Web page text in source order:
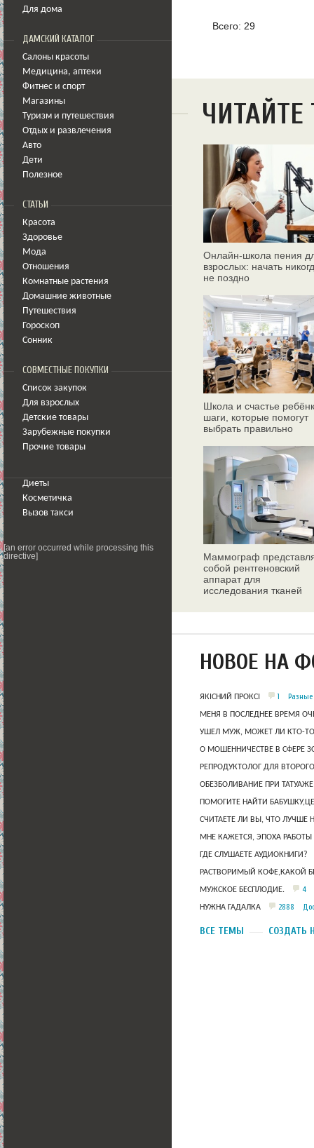
Для дома
ДАМСКИЙ КАТАЛОГ
Салоны красоты
Медицина, аптеки
Фитнес и спорт
Магазины
Туризм и путешествия
Отдых и развлечения
Авто
Дети
Полезное
СТАТЬИ
Красота
Здоровье
Мода
Отношения
Комнатные растения
Домашние животные
Путешествия
Гороскоп
Сонник
СОВМЕСТНЫЕ ПОКУПКИ
Список закупок
Для взрослых
Детские товары
Зарубежные покупки
Прочие товары
Диеты
Косметичка
Вызов такси
[an error occurred while processing this
directive]
Всего: 29
Онлайн‑школа пения
взрослых: начать
не поздно
Школа и счастье
шаги, которые помогут
выбрать правильно
Маммограф
собой рентгеновский
аппарат для
исследования тканей
НОВОЕ НА
ЯКІСНИЙ ПРОКСІ 1
МЕНЯ В ПОСЛЕДНЕЕ ВРЕМЯ
УШЕЛ МУЖ, МОЖЕТ ЛИ КТО-ТО
О МОШЕННИЧЕСТВЕ В СФЕРЕ
РЕПРОДУКТОЛОГ ДЛЯ
ОБЕЗБОЛИВАНИЕ ПРИ
ПОМОГИТЕ НАЙТИ
СЧИТАЕТЕ ЛИ ВЫ, ЧТО ЛУЧШЕ
МНЕ КАЖЕТСЯ, ЭПОХА
ГДЕ СЛУШАЕТЕ АУДИОКНИГИ?
РАСТВОРИМЫЙ КОФЕ,КАКОЙ
МУЖСКОЕ БЕСПЛОДИЕ. 4
НУЖНА ГАДАЛКА 2888
ВСЕ ТЕМЫ СОЗДАТЬ